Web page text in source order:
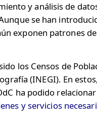
y análisis de
se han
exponen patrones
los Censos de
(INEGI). En
ha podido
y servicios